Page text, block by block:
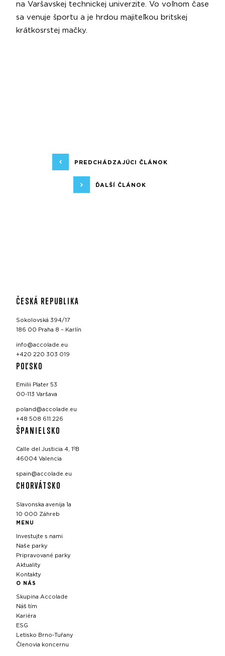
na Varšavskej technickej univerzite. Vo voľnom čase
sa venuje športu a je hrdou majiteľkou britskej
krátkosrstej mačky.
PREDCHÁDZAJÚCI ČLÁNOK
ĎALŠÍ ČLÁNOK
ČESKÁ REPUBLIKA
Sokolovská 394/17
186 00 Praha 8 – Karlín
info@accolade.eu
+420 220 303 019
POĽSKO
Emilii Plater 53
00-113 Varšava
poland@accolade.eu
+48 508 611 226
ŠPANIELSKO
Calle del Justicia 4, 1ºB
46004 Valencia
spain@accolade.eu
CHORVÁTSKO
Slavonska avenija 1a
10 000 Záhreb
MENU
Investujte s nami
Naše parky
Pripravované parky
Aktuality
Kontakty
O NÁS
Skupina Accolade
Náš tím
Kariéra
ESG
Letisko Brno‑Tuřany
Členovia koncernu